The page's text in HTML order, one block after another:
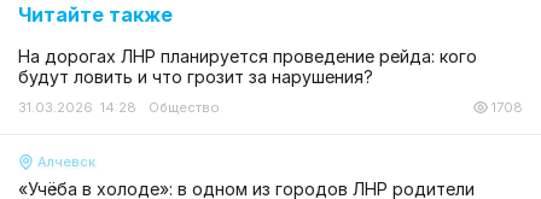
Читайте также
На дорогах ЛНР планируется проведение рейда: кого
будут ловить и что грозит за нарушения?
31.03.2026 14:28 Общество 1708
Алчевск
«Учёба в холоде»: в одном из городов ЛНР родители